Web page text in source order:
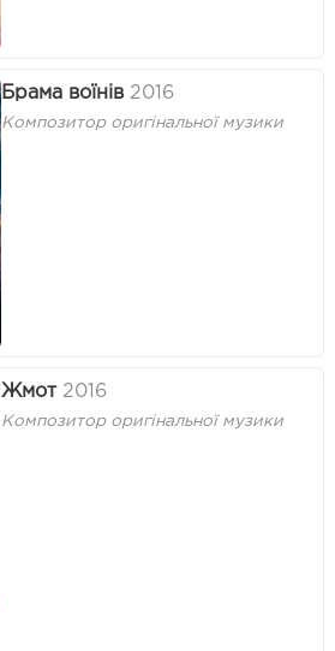
Брама воїнів 2016
Композитор оригінальної музики
Жмот 2016
Композитор оригінальної музики